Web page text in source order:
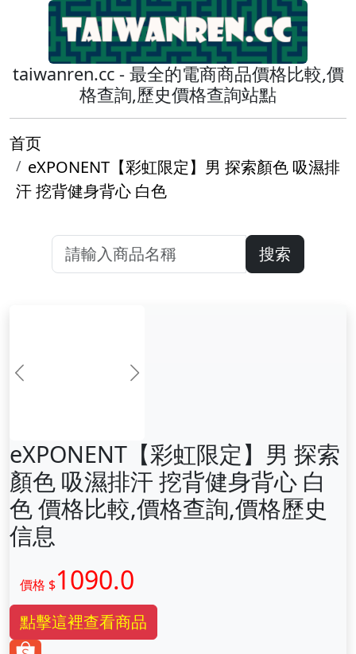
taiwanren.cc - 最全的電商商品價格比較,價
格查詢,歷史價格查詢站點
首页
eXPONENT【彩虹限定】男 探索顏色 吸濕排
汗 挖背健身背心 白色
搜索
前一张 下一张
eXPONENT【彩虹限定】男 探索
顏色 吸濕排汗 挖背健身背心 白
色 價格比較,價格查詢,價格歷史
信息
價格 $1090.0
點擊這裡查看商品